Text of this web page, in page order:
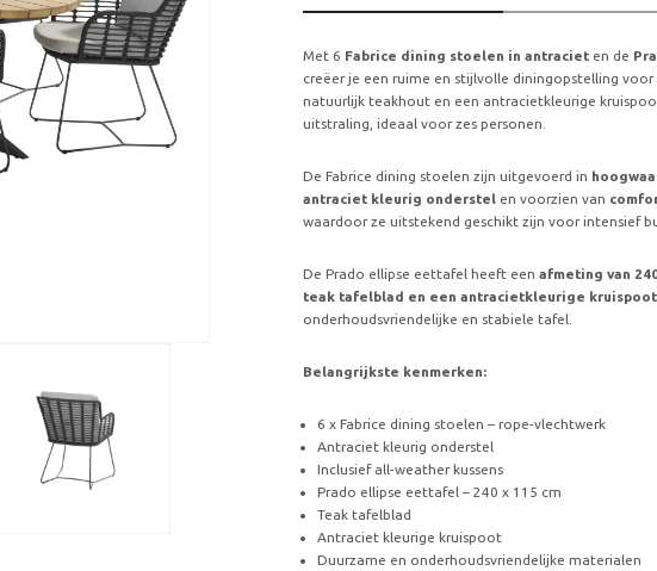
Met 6 Fabrice dining stoelen in antraciet en de
creëer je een ruime en stijlvolle diningopstelling
natuurlijk teakhout en een antracietkleurige
uitstraling, ideaal voor zes personen.
De Fabrice dining stoelen zijn uitgevoerd in
antraciet kleurig onderstel en voorzien van
waardoor ze uitstekend geschikt zijn voor intensief
De Prado ellipse eettafel heeft eenafmeting van
teak tafelblad en een antracietkleurige
onderhoudsvriendelijke en stabiele tafel.
Belangrijkste kenmerken:
6 x Fabrice dining stoelen – rope-vlechtwerk
Antraciet kleurig onderstel
Inclusief all-weather kussens
Prado ellipse eettafel – 240 x 115 cm
Teak tafelblad
Antraciet kleurige kruispoot
Duurzame en onderhoudsvriendelijke materialen